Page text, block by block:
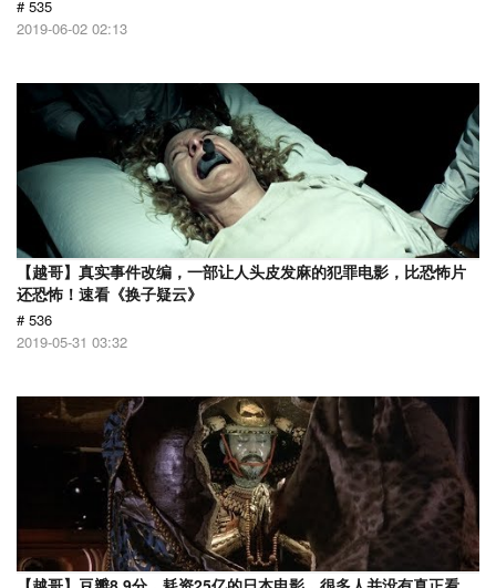
# 535
2019-06-02 02:13
【越哥】真实事件改编，一部让人头皮发麻的犯罪电影，比恐怖片
还恐怖！速看《换子疑云》
# 536
2019-05-31 03:32